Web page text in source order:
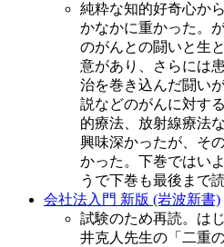
純粋な知的好奇心か
かなかに重かった。
のがんとの闘いと生
意があり、さらには
治を巻き込んだ闘い
説などのがんに対す
的療法、放射線療法
興味深かったが、そ
かった。下巻ではい
うで下巻も最後まで
会社法入門 新版 (岩波新書)
試験のため再読。は
井克人先生の「二重